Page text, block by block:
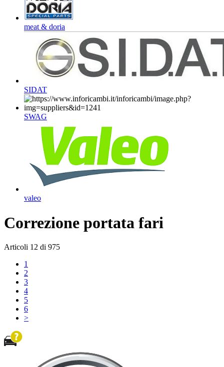
meat & doria
SIDAT
SWAG
valeo
Correzione portata fari
Articoli 12 di 975
1
2
3
4
5
6
>